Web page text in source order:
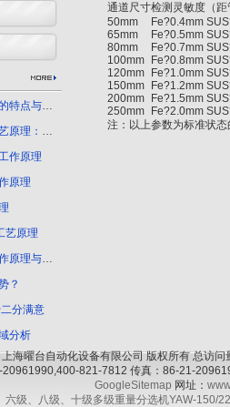
自动检重秤配喷码机的特点与应用
高速自动检重秤的工艺原理：守护产品质量的幕后力量
作原理
原理
艺原理
药片金属检测机的工作原理与工艺流程
？
分满意
分析
通道尺寸检测灵敏度（
50mm
Fe?0.4mm
65mm
Fe?0.5mm
80mm
Fe?0.7mm
100mm
Fe?0.8mm
120mm
Fe?1.0mm
150mm
Fe?1.2mm
200mm
Fe?1.5mm
250mm
Fe?2.0mm
注：以上参数为标准状
上海曜台自动化设备有限公司 版权所有 总访问
20961990,400-821-7812 传真：86-21-
GoogleSitemap 网址：
六级、八级、十级多级重量分选机YAW-